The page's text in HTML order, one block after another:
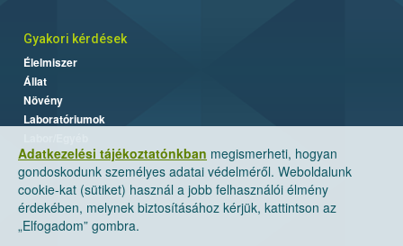
Adatkezelési tájékoztatónkban megismerheti, hogyan
gondoskodunk személyes adatai védelméről. Weboldalunk
cookie-kat (sütiket) használ a jobb felhasználói élmény
érdekében, melynek biztosításához kérjük, kattintson az
„Elfogadom” gombra.
Gyakori kérdések
Élelmiszer
Állat
Növény
Laboratóriumok